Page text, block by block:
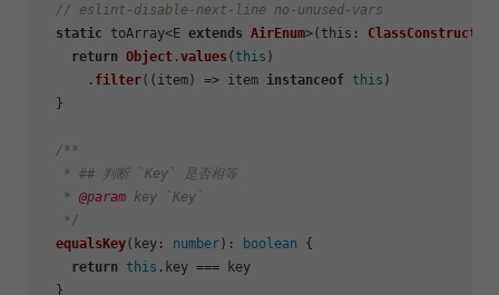
// eslint-disable-next-line no-unused-vars
static toArray<E extends AirEnum>( this : ClassConstructor
return Object .values (this )
      .
filter( ( item ) => item instanceof this )
  }
/**
   * ## 判断 `Key` 是否相等
   *
@param key `Key`
   */
equalsKey( key : number ): boolean {
return this . key === key
  }